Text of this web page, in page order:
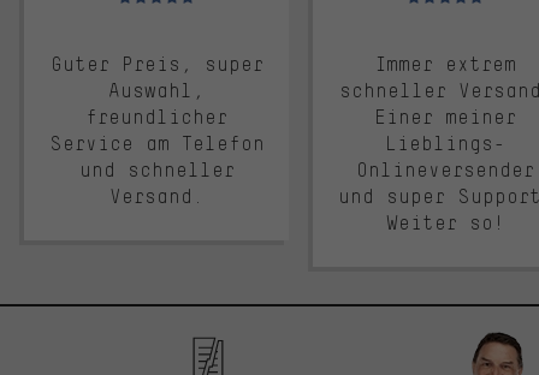
Guter Preis, super
Auswahl,
freundlicher
Service am Telefon
und schneller
Versand.
Immer extrem
schneller
Einer meiner
Lieblings-
Onlineversender
und super
Weiter so!